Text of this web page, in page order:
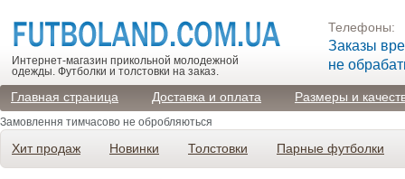
Интернет-магазин прикольной молодежной
одежды. Футболки и толстовки на заказ.
Телефоны:
Заказы
не
Главная страница Доставка и оплата Размеры и
Замовлення тимчасово не обробляються
Хит продаж Новинки Толстовки Парные футболки